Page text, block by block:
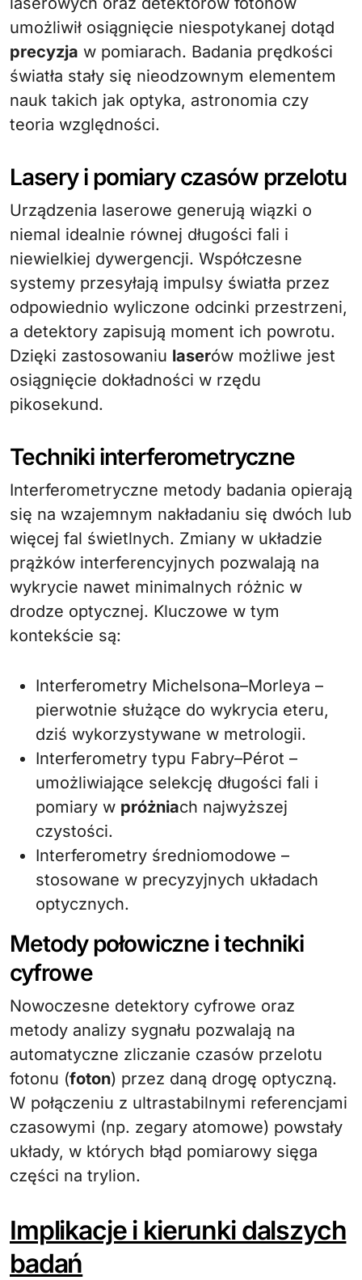
umożliwił osiągnięcie niespotykanej dotąd
precyzja w pomiarach. Badania prędkości
światła stały się nieodzownym elementem
nauk takich jak optyka, astronomia czy
teoria względności.
Lasery i pomiary czasów przelotu
Urządzenia laserowe generują wiązki o
niemal idealnie równej długości fali i
niewielkiej dywergencji. Współczesne
systemy przesyłają impulsy światła przez
odpowiednio wyliczone odcinki przestrzeni,
a detektory zapisują moment ich powrotu.
Dzięki zastosowaniu laserów możliwe jest
osiągnięcie dokładności w rzędu
pikosekund.
Techniki interferometryczne
Interferometryczne metody badania opierają
się na wzajemnym nakładaniu się dwóch lub
więcej fal świetlnych. Zmiany w układzie
prążków interferencyjnych pozwalają na
wykrycie nawet minimalnych różnic w
drodze optycznej. Kluczowe w tym
kontekście są:
Interferometry Michelsona–Morleya –
pierwotnie służące do wykrycia eteru,
dziś wykorzystywane w metrologii.
Interferometry typu Fabry–Pérot –
umożliwiające selekcję długości fali i
pomiary w próżniach najwyższej
czystości.
Interferometry średniomodowe –
stosowane w precyzyjnych układach
optycznych.
Metody połowiczne i techniki
cyfrowe
Nowoczesne detektory cyfrowe oraz
metody analizy sygnału pozwalają na
automatyczne zliczanie czasów przelotu
fotonu (foton) przez daną drogę optyczną.
W połączeniu z ultrastabilnymi referencjami
czasowymi (np. zegary atomowe) powstały
układy, w których błąd pomiarowy sięga
części na trylion.
Implikacje i kierunki dalszych
badań